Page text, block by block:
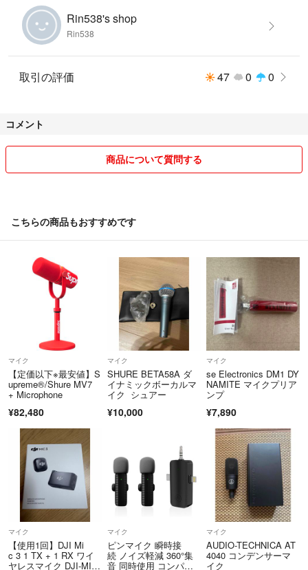
Rin538's shop
Rin538
取引の評価 47 0 0
コメント
商品について質問する
こちらの商品もおすすめです
マイク
【定価以下※最安値】S
upreme®/Shure MV7
+ Microphone
¥82,480
マイク
SHURE BETA58A ダ
イナミックボーカルマ
イク シュアー
¥10,000
マイク
se Electronics DM1 DY
NAMITE マイクプリア
ンプ
¥7,890
マイク
【使用1回】DJI Mi
c 3 1 TX + 1 RX ワイ
ヤレスマイク DJI-MIC
マイク
ピンマイク 瞬時接
続 ノイズ軽減 360°集
音 同時使用 コンパク
マイク
AUDIO-TECHNICA AT
4040 コンデンサーマ
イク